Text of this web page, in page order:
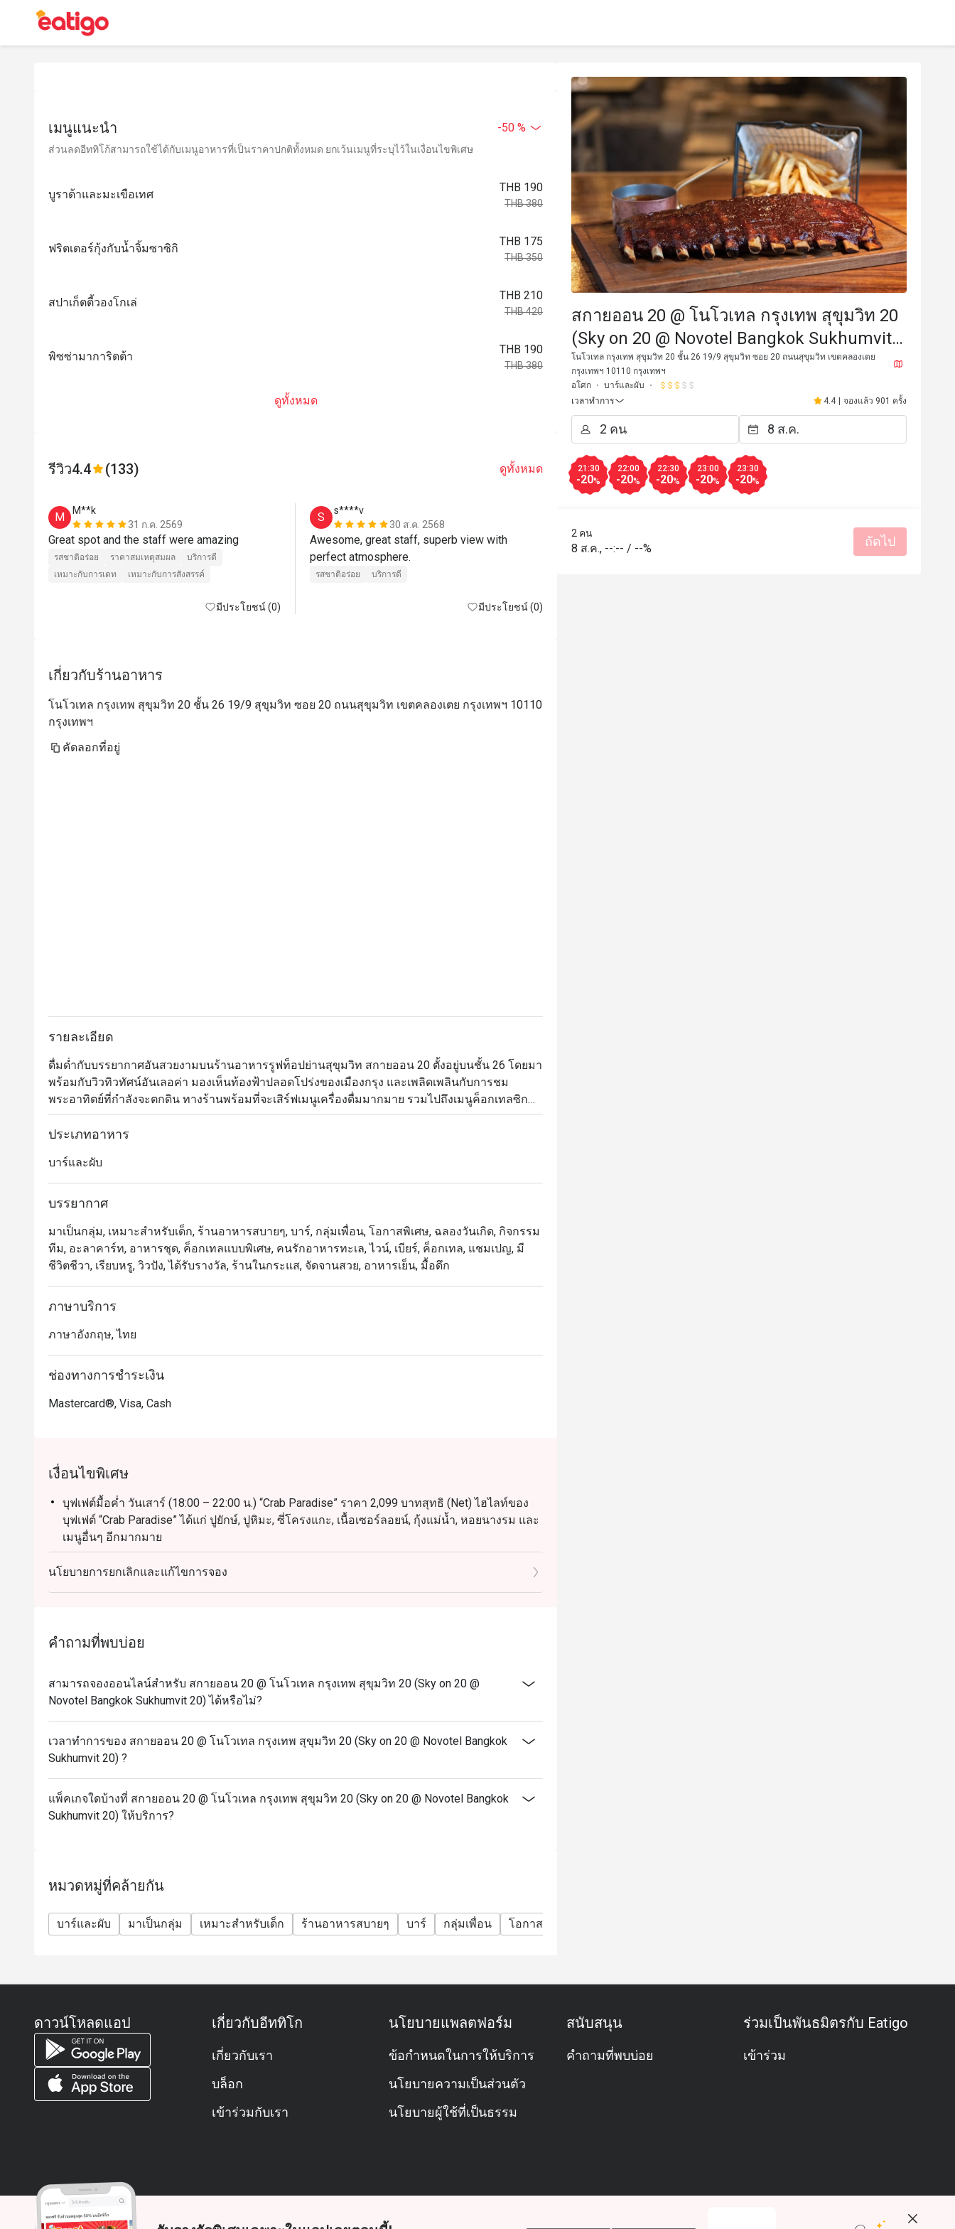
เมนูแนะนำ -50 %
ส่วนลดอีททิโก้สามารถใช้ได้กับเมนูอาหารที่เป็นราคาปกติทั้งหมด ยกเว้นเมนูที่ระบุไว้ในเงื่อนไขพิเศษ
บูราต้าและมะเขือเทศ
THB 190
THB 380
ฟริตเตอร์กุ้งกับน้ำจิ้มซาซิกิ
THB 175
THB 350
สปาเก็ตตี้วองโกเล่
THB 210
THB 420
พิซซ่ามาการิตต้า
THB 190
THB 380
ดูทั้งหมด
รีวิว4.4 (133) ดูทั้งหมด
M
M**k
31 ก.ค. 2569
รสชาติอร่อย ราคาสมเหตุสมผล
บริการดี
เหมาะกับการเดท
เหมาะกับการสังสรรค์
มีประโยชน์ (0)
S
s****v
30 ส.ค. 2568
Awesome, great staff, superb view with
perfect atmosphere.
รสชาติอร่อย บริการดี
มีประโยชน์ (0)
Nice little spot and quiet gem. Love it!
รสชาติอร่อย ราคาสมเหตุสม
เกี่ยวกับร้านอาหาร
โนโวเทล กรุงเทพ สุขุมวิท 20 ชั้น 26 19/9 สุขุมวิท ซอย 20 ถนนสุขุมวิท เขตคลองเตย กรุงเทพฯ 10110
กรุงเทพฯ
คัดลอกที่อยู่
รายละเอียด
ดื่มด่ำกับบรรยากาศอันสวยงามบนร้านอาหารรูฟท็อปย่านสุขุมวิท สกายออน 20 ตั้งอยู่บนชั้น 26 โดยมา
พร้อมกับวิวทิวทัศน์อันเลอค่า มองเห็นท้องฟ้าปลอดโปร่งของเมืองกรุง และเพลิดเพลินกับการชม
พระอาทิตย์ที่กำลังจะตกดิน ทางร้านพร้อมที่จะเสิร์ฟเมนูเครื่องดื่มมากมาย รวมไปถึงเมนูค็อกเทลซิก
เนเจอร์ของทางร้าน อย่าง Hennessy and Belvedere ส่วนเชฟนั้นยังใส่ใจกับการเลือกสรรค์วัตถุดิบ เพื่อ
ประเภทอาหาร
บาร์และผับ
บรรยากาศ
มาเป็นกลุ่ม, เหมาะสำหรับเด็ก, ร้านอาหารสบายๆ, บาร์, กลุ่มเพื่อน, โอกาสพิเศษ, ฉลองวันเกิด, กิจกรรม
ทีม, อะลาคาร์ท, อาหารชุด, ค็อกเทลแบบพิเศษ, คนรักอาหารทะเล, ไวน์, เบียร์, ค็อกเทล, แชมเปญ, มี
ชีวิตชีวา, เรียบหรู, วิวปัง, ได้รับรางวัล, ร้านในกระแส, จัดจานสวย, อาหารเย็น, มื้อดึก
ภาษาบริการ
ภาษาอังกฤษ, ไทย
ช่องทางการชำระเงิน
Mastercard®, Visa, Cash
เงื่อนไขพิเศษ
บุฟเฟต์มื้อค่ำ วันเสาร์ (18:00 – 22:00 น.) “Crab Paradise” ราคา 2,099 บาทสุทธิ (Net) ไฮไลท์ของ
บุฟเฟต์ “Crab Paradise” ได้แก่ ปูยักษ์, ปูหิมะ, ซี่โครงแกะ, เนื้อเซอร์ลอยน์, กุ้งแม่น้ำ, หอยนางรม และ
เมนูอื่นๆ อีกมากมาย
บุฟเฟต์อาหารเช้านานาชาติ (ทุกวัน): 06:30 – 10:30 น. ราคา 650 บาทสุทธิ
บุฟเฟต์อาหารทะเลนานาชาติ มื้อกลางวันวันเสาร์: 12:00 – 14:30 น. ราคา 1,200 บาทสุทธิ
ซันเดย์ บรันช์ (Sunday Brunch): 12:00 – 15:00 น. ราคา 1,999 บาทสุทธิ
เด็กอายุ 5 ปีหรือต่ำกว่า: รับประทานฟรี
ส่วนลดใช้ได้เฉพาะค่าอาหารและเครื่องดื่มที่ไม่มีแอลกอฮอล์เท่านั้น
นโยบายการยกเลิกและแก้ไขการจอง
คำถามที่พบบ่อย
สามารถจองออนไลน์สำหรับ สกายออน 20 @ โนโวเทล กรุงเทพ สุขุมวิท 20 (Sky on 20 @
Novotel Bangkok Sukhumvit 20) ได้หรือไม่?
เวลาทำการของ สกายออน 20 @ โนโวเทล กรุงเทพ สุขุมวิท 20 (Sky on 20 @ Novotel Bangkok
Sukhumvit 20) ?
แพ็คเกจใดบ้างที่ สกายออน 20 @ โนโวเทล กรุงเทพ สุขุมวิท 20 (Sky on 20 @ Novotel Bangkok
Sukhumvit 20) ให้บริการ?
หมวดหมู่ที่คล้ายกัน
บาร์และผับ มาเป็นกลุ่ม เหมาะสำหรับเด็ก ร้านอาหารสบายๆ บาร์ กลุ่มเพื่อน โอกาสพิเศษ
สกายออน 20 @ โนโวเทล กรุงเทพ สุขุมวิท 20
(Sky on 20 @ Novotel Bangkok Sukhumvit
20)
โนโวเทล กรุงเทพ สุขุมวิท 20 ชั้น 26 19/9 สุขุมวิท ซอย 20 ถนนสุขุมวิท เขตคลองเตย
กรุงเทพฯ 10110 กรุงเทพฯ
อโศก
บาร์และผับ
เวลาทำการ
4.4 | จองแล้ว 901 ครั้ง
21:30
-20%
22:00
-20%
22:30
-20%
23:00
-20%
23:30
-20%
2 คน
8 ส.ค., --:-- / --% ถัดไป
ดาวน์โหลดแอป เกี่ยวกับอีททิโก
เกี่ยวกับเรา
บล็อก
เข้าร่วมกับเรา
นโยบายแพลตฟอร์ม
ข้อกำหนดในการให้บริการ
นโยบายความเป็นส่วนตัว
นโยบายผู้ใช้ที่เป็นธรรม
สนับสนุน
คำถามที่พบบ่อย
ร่วมเป็นพันธมิตรกับ Eatigo
เข้าร่วม